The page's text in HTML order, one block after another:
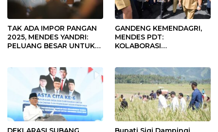
TAK ADA IMPOR PANGAN
2025, MENDES YANDRI:
PELUANG BESAR UNTUK
GANDENG KEMENDAGRI,
MENDES PDT:
KOLABORASI